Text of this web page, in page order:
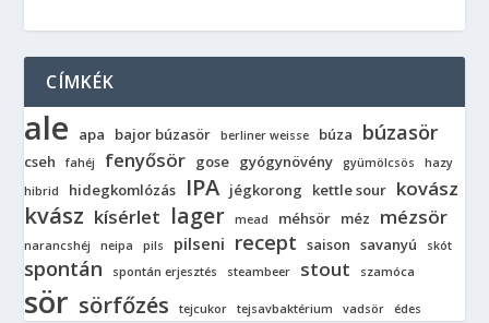
CÍMKÉK
ale apa bajor búzasör berliner weisse búza búzasör
cseh fahéj fenyősör gose gyógynövény gyümölcsös
hazy
hibrid
hidegkomlózás IPA jégkorong kettle sour kovász
kvász kísérlet lager mead méhsör méz mézsör
narancshéj neipa pils pilseni recept saison savanyú skót
spontán spontán erjesztés steambeer stout szamóca
sör sörfőzés tejcukor tejsavbaktérium vadsör édes